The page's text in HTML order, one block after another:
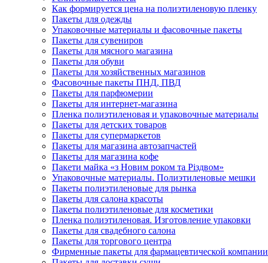
Как формируется цена на полиэтиленовую пленку
Пакеты для одежды
Упаковочные материалы и фасовочные пакеты
Пакеты для сувениров
Пакеты для мясного магазина
Пакеты для обуви
Пакеты для хозяйственных магазинов
Фасовочные пакеты ПНД, ПВД
Пакеты для парфюмерии
Пакеты для интернет-магазина
Пленка полиэтиленовая и упаковочные материалы
Пакеты для детских товаров
Пакеты для супермаркетов
Пакеты для магазина автозапчастей
Пакеты для магазина кофе
Пакети майка «з Новим роком та Різдвом»
Упаковочные материалы. Полиэтиленовые мешки
Пакеты полиэтиленовые для рынка
Пакеты для салона красоты
Пакеты полиэтиленовые для косметики
Пленка полиэтиленовая. Изготовление упаковки
Пакеты для свадебного салона
Пакеты для торгового центра
Фирменные пакеты для фармацевтической компании